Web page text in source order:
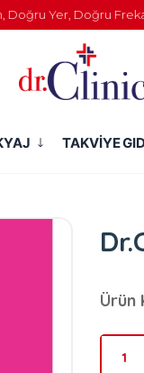
Yer, Doğru Frekans ***
TAKVİYE
Ürün